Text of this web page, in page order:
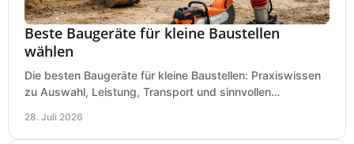
Beste Baugeräte für kleine Baustellen
wählen
Die besten Baugeräte für kleine Baustellen: Praxiswissen
zu Auswahl, Leistung, Transport und sinnvollen
28. Juli 2026